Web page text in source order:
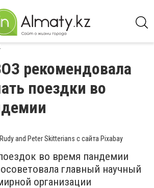
рекомендовала
поездки во
and Peter Skitterians с сайта Pixabay
во время пандемии
главный научный
организации